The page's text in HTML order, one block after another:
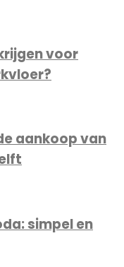
voor
aankoop van
simpel en